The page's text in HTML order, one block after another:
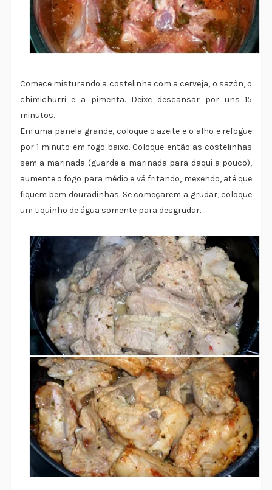
Comece misturando a costelinha com a cerveja, o sazòn, o
chimichurri e a pimenta. Deixe descansar por uns 15
minutos.
Em uma panela grande, coloque o azeite e o alho e refogue
por 1 minuto em fogo baixo. Coloque então as costelinhas
sem a marinada (guarde a marinada para daqui a pouco),
aumente o fogo para médio e vá fritando, mexendo, até que
fiquem bem douradinhas. Se começarem a grudar, coloque
um tiquinho de água somente para desgrudar.